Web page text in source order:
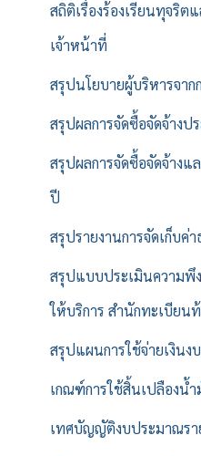
สถิติเรื่องร้องเรียนทุจริ
เจ้าหน้าที่
สรุปนโยบายผู้บริหารจาก
สรุปผลการจัดซื้อจัดจ้างป
สรุปผลการจัดซื้อจัดจ้าง
ปี
สรุปรายงานการจัดเก็บค่
สรุปแบบประเมินความพึ
ให้บริการ สำนักทะเบียน
สรุปแผนการใช้จ่ายเงินง
เกณฑ์การใช้สิ้นเปลืองน้ำ
เทศบัญญัติงบประมาณรา